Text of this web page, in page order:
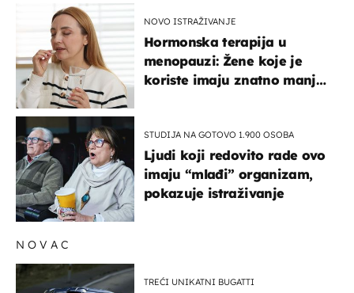
NOVO ISTRAŽIVANJE
Hormonska terapija u
menopauzi: Žene koje je
koriste imaju znatno manji
STUDIJA NA GOTOVO 1.900 OSOBA
Ljudi koji redovito rade ovo
imaju “mlađi” organizam,
pokazuje istraživanje
NOVAC
TREĆI UNIKATNI BUGATTI